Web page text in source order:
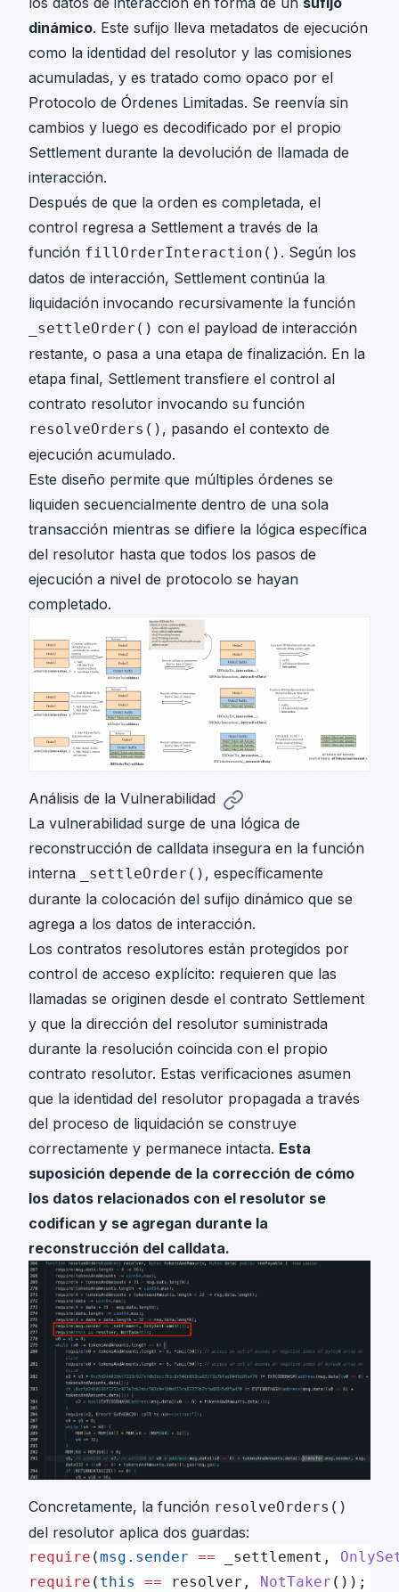
dinámico. Este sufijo lleva metadatos de ejecución
como la identidad del resolutor y las comisiones
acumuladas, y es tratado como opaco por el
Protocolo de Órdenes Limitadas. Se reenvía sin
cambios y luego es decodificado por el propio
Settlement durante la devolución de llamada de
interacción.
Después de que la orden es completada, el
control regresa a Settlement a través de la
función fillOrderInteraction() . Según los
datos de interacción, Settlement continúa la
liquidación invocando recursivamente la función
_settleOrder() con el payload de interacción
restante, o pasa a una etapa de finalización. En la
etapa final, Settlement transfiere el control al
contrato resolutor invocando su función
resolveOrders() , pasando el contexto de
ejecución acumulado.
Este diseño permite que múltiples órdenes se
liquiden secuencialmente dentro de una sola
transacción mientras se difiere la lógica específica
del resolutor hasta que todos los pasos de
ejecución a nivel de protocolo se hayan
completado.
Análisis de la Vulnerabilidad
La vulnerabilidad surge de una lógica de
reconstrucción de calldata insegura en la función
interna
_settleOrder() , específicamente
durante la colocación del sufijo dinámico que se
agrega a los datos de interacción.
Los contratos resolutores están protegidos por
control de acceso explícito: requieren que las
llamadas se originen desde el contrato Settlement
y que la dirección del resolutor suministrada
durante la resolución coincida con el propio
contrato resolutor. Estas verificaciones asumen
que la identidad del resolutor propagada a través
del proceso de liquidación se construye
correctamente y permanece intacta. Esta
suposición depende de la corrección de cómo
los datos relacionados con el resolutor se
codifican y se agregan durante la
reconstrucción del calldata.
Concretamente, la función resolveOrders()
del resolutor aplica dos guardas:
require (msg.sender == _settlement,
require ( this == resolver, NotTaker ());